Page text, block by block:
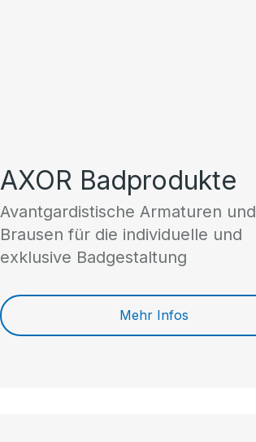
AXOR Badprodukte
Avantgardistische Armaturen und
Brausen für die individuelle und
exklusive Badgestaltung
Mehr Infos